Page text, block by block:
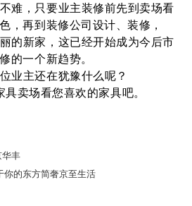
难，只要业主装修前先到卖场看
，再到装修公司设计、装修，
的新家，这已经开始成为今后市
的一个新趋势。
业主还在犹豫什么呢？
具卖场看您喜欢的家具吧。
华丰
你的东方简奢京至生活